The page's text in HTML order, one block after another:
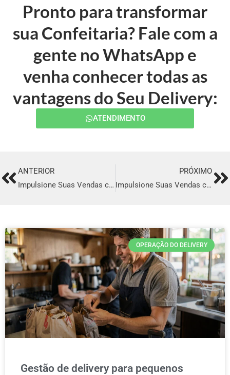
Pronto para transformar
sua Confeitaria? Fale com a
gente no WhatsApp e
venha conhecer todas as
vantagens do Seu Delivery:
ATENDIMENTO
PrevANTERIOR
Impulsione Suas Vendas com o Melhor Sistema de Delivery em Ibitinga
PRÓXIMO
Impulsione Suas Vendas com o Melhor Sistema de Delivery em Mafra
OPERAÇÃO DO DELIVERY
Gestão de delivery para pequenos